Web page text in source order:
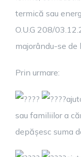
termică sau
O.U.G 208/
majorându-se
Prin urmare:
sau familiilor a
depășesc suma